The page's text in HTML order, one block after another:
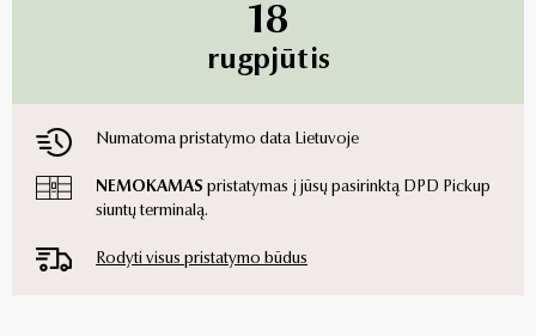
18
rugpjūtis
Numatoma pristatymo data Lietuvoje
NEMOKAMAS pristatymas į jūsų pasirinktą DPD Pickup
siuntų terminalą.
Rodyti visus pristatymo būdus